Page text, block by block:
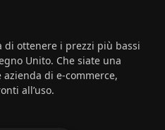
di ottenere i prezzi più bassi
Unito. Che siate una
di e-commerce,
all’uso.